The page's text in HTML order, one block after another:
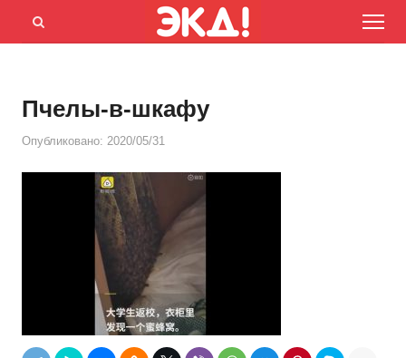
Menu
Открыть
Пчелы-в-шкафу
Опубликовано: 2020/05/31